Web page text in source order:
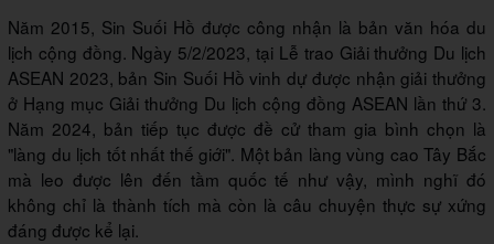
Năm 2015, Sin Suối Hồ được công nhận là bản văn hóa du
lịch cộng đồng. Ngày 5/2/2023, tại Lễ trao Giải thưởng Du lịch
ASEAN 2023, bản Sin Suối Hồ vinh dự được nhận giải thưởng
ở Hạng mục Giải thưởng Du lịch cộng đồng ASEAN lần thứ 3.
Năm 2024, bản tiếp tục được đề cử tham gia bình chọn là
"làng du lịch tốt nhất thế giới". Một bản làng vùng cao Tây Bắc
mà leo được lên đến tầm quốc tế như vậy, mình nghĩ đó
không chỉ là thành tích mà còn là câu chuyện thực sự xứng
đáng được kể lại.